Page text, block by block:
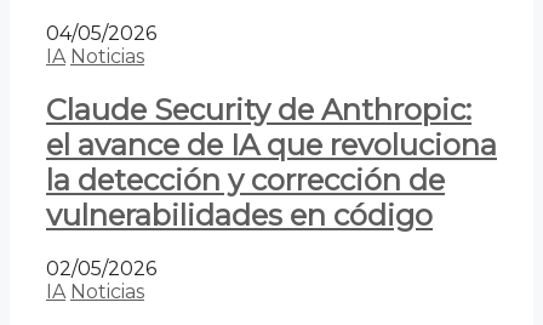
04/05/2026
IA Noticias
Claude Security de Anthropic:
el avance de IA que revoluciona
la detección y corrección de
vulnerabilidades en código
02/05/2026
IA Noticias